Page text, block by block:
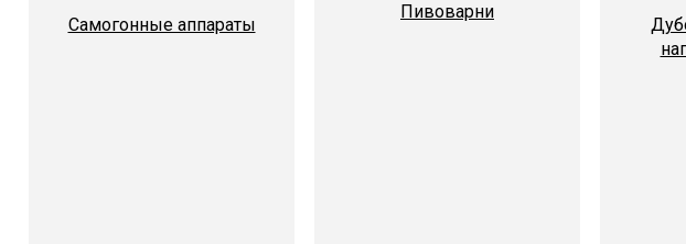
Самогонные аппараты
Пивоварни